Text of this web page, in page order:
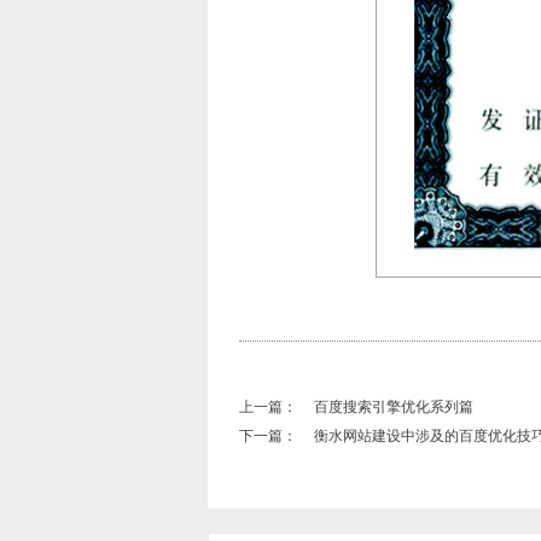
上一篇：
百度搜索引擎优化系列篇
下一篇：
衡水网站建设中涉及的百度优化技